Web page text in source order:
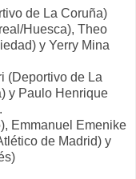
de La Coruña)
Huesca), Theo
y Yerry Mina
(Deportivo de La
y Paulo Henrique
Emmanuel Emenike
de Madrid) y